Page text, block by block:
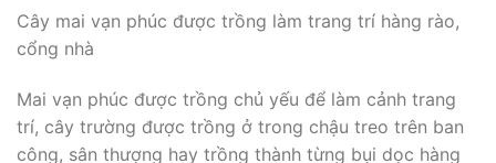
Cây mai vạn phúc được trồng làm trang trí hàng rào,
cổng nhà
Mai vạn phúc được trồng chủ yếu để làm cảnh trang
trí, cây trường được trồng ở trong chậu treo trên ban
công, sân thượng hay trồng thành từng bụi dọc hàng